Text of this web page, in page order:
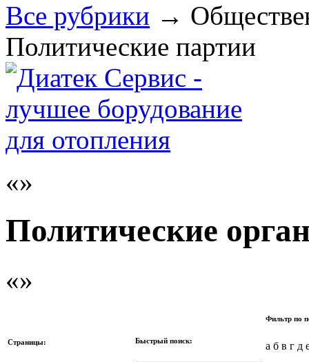
Все рубрики →
Политические партии
Политические
Страницы: Быстрый поиск:
Фильтр по
а б в г д